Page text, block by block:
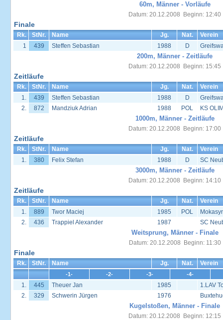
60m, Männer - Vorläufe
Datum: 20.12.2008 Beginn: 12:40
Finale
Rk. StNr. Name Jg. Nat.
Verein
1
439 Steffen Sebastian 1988 D
200m, Männer - Zeitläufe
Datum: 20.12.2008 Beginn: 15:45
Zeitläufe
Rk. StNr. Name Jg. Nat.
Verein
1.
439 Steffen Sebastian 1988 D
2.
872 Mandziuk Adrian 1988 POL KS
1000m, Männer - Zeitläufe
Datum: 20.12.2008 Beginn: 17:00
Zeitläufe
Rk. StNr. Name Jg. Nat.
Verein
1.
380 Felix Stefan 1988 D SC
3000m, Männer - Zeitläufe
Datum: 20.12.2008 Beginn: 14:10
Zeitläufe
Rk. StNr. Name Jg. Nat.
Verein
1.
889 Twor Maciej 1985 POL
2.
436 Trappiel Alexander 1987 SC
Weitsprung, Männer - Finale
Datum: 20.12.2008 Beginn: 11:30
Finale
Rk. StNr. Name Jg. Nat. Verein
-1- -2- -3- -4-
1. 445 Theuer Jan 1985
1.LAV
2.
329 Schwerin Jürgen 1976
Kugelstoßen, Männer - Finale
Datum: 20.12.2008 Beginn: 12:15